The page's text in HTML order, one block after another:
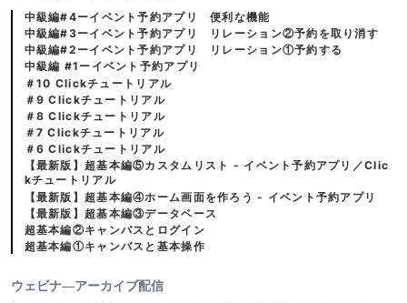
中級編#4ーイベント予約アプリ 便利な機能
中級編#3ーイベント予約アプリ リレーション②予約を取り消す
中級編#2ーイベント予約アプリ リレーション①予約する
中級編 #1ーイベント予約アプリ
＃10 Clickチュートリアル
＃9 Clickチュートリアル
＃8 Clickチュートリアル
＃7 Clickチュートリアル
＃6 Clickチュートリアル
【最新版】超基本編⑤カスタムリスト - イベント予約アプリ／Clic
kチュートリアル
【最新版】超基本編④ホーム画面を作ろう - イベント予約アプリ
【最新版】超基本編③データベース
超基本編②キャンバスとログイン
超基本編①キャンバスと基本操作
ウェビナ―アーカイブ配信